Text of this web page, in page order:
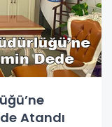
Atandı